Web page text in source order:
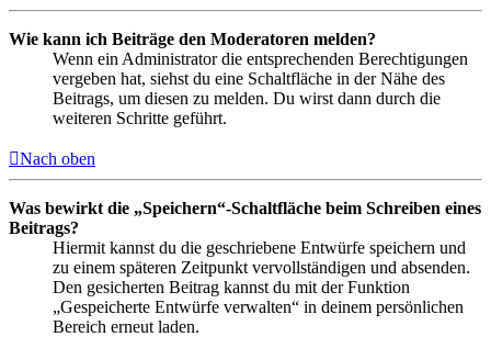
Wie kann ich Beiträge den Moderatoren melden?
Wenn ein Administrator die entsprechenden Berechtigungen
vergeben hat, siehst du eine Schaltfläche in der Nähe des
Beitrags, um diesen zu melden. Du wirst dann durch die
weiteren Schritte geführt.
Nach oben
Was bewirkt die „Speichern“-Schaltfläche beim Schreiben eines
Beitrags?
Hiermit kannst du die geschriebene Entwürfe speichern und
zu einem späteren Zeitpunkt vervollständigen und absenden.
Den gesicherten Beitrag kannst du mit der Funktion
„Gespeicherte Entwürfe verwalten“ in deinem persönlichen
Bereich erneut laden.